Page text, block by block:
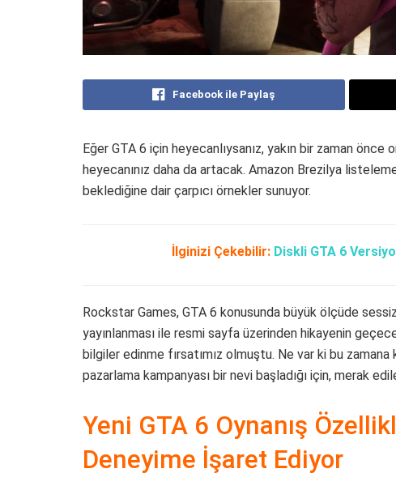
Facebook ile Paylaş
Eğer GTA 6 için heyecanlıysanız, yakın bir zaman
heyecanınız daha da artacak. Amazon Brezilya
beklediğine dair çarpıcı örnekler sunuyor.
İlginizi Çekebilir: Diskli GTA 6
Rockstar Games, GTA 6 konusunda büyük ölçüde
yayınlanması ile resmi sayfa üzerinden hikayenin
bilgiler edinme fırsatımız olmuştu. Ne var ki bu
pazarlama kampanyası bir nevi başladığı için, merak
Yeni GTA 6 Oynanış
Deneyime İşaret Ediyor